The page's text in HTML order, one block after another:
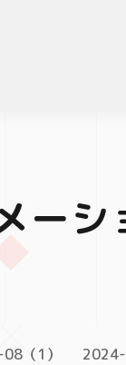
ーシ
（1） 2024-